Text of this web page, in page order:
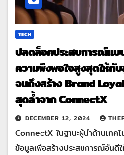
TECH
ปลดล็อคประสบการณ์แบ
ความพึงพอใจสูงสุดให้กั
จนถึงสร้าง Brand
สุดล้ำจาก ConnectX
DECEMBER 12, 2024
ConnectX ในฐานะผู้นำด้านเทค
ข้อมูลเพื่อสร้างประสบการณ์อันดี